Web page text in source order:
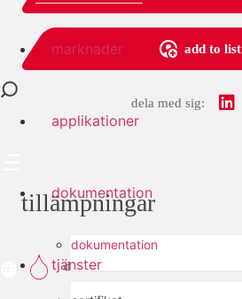
marknader
applikationer
dokumentation
dokumentation
tjänster
add to list
dela med sig:
tillämpningar
dricksvatten